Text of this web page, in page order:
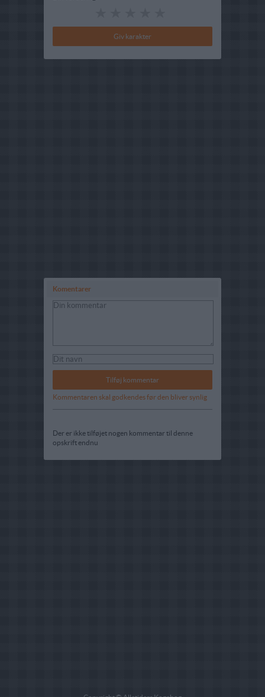
Komentarer
Kommentaren skal godkendes før den bliver synlig
Der er ikke tilføjet nogen kommentar til denne
opskrift endnu